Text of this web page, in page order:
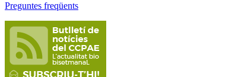
Preguntes freqüents